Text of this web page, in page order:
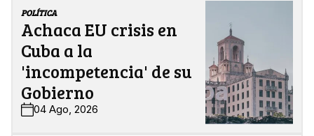
POLÍTICA
Achaca EU crisis en
Cuba a la
'incompetencia' de su
Gobierno
04 Ago, 2026